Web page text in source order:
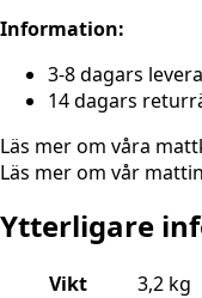
Information:
3-8 dagars
14 dagars
Läs mer om våra
Läs mer om vår
Ytterligare
Vikt
3,2 kg